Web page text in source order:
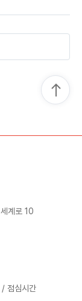
계로 10
심시간